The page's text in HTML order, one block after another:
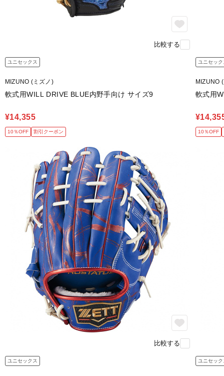
比較する
ユニセックス
MIZUNO (ミズノ)
軟式用WILL DRIVE BLUE内野手向け サイズ9
¥14,355
10％OFF 割引クーポン
ユニセック
MIZUNO
軟式用
10％OFF
比較する
ユニセックス ユニセック